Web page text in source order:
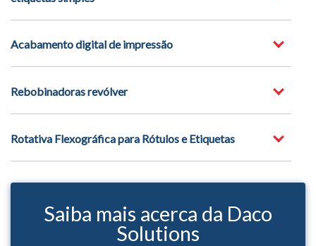
Acabamento digital de impressão
Rebobinadoras revólver
Rotativa Flexográfica para Rótulos e Etiquetas
Saiba mais acerca da Daco
Solutions